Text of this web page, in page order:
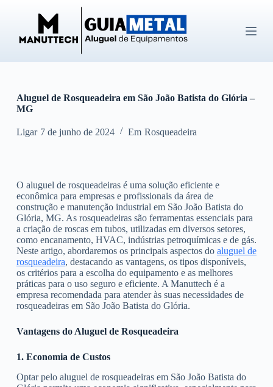
o
o
d
o
Aluguel de Rosqueadeira em São João Batista do Glória –
MG
Ligar 7 de junho de 2024 Em Rosqueadeira
O aluguel de rosqueadeiras é uma solução eficiente e
econômica para empresas e profissionais da área de
construção e manutenção industrial em São João Batista do
Glória, MG. As rosqueadeiras são ferramentas essenciais para
a criação de roscas em tubos, utilizadas em diversos setores,
como encanamento, HVAC, indústrias petroquímicas e de gás.
Neste artigo, abordaremos os principais aspectos do aluguel de
rosqueadeira, destacando as vantagens, os tipos disponíveis,
os critérios para a escolha do equipamento e as melhores
práticas para o uso seguro e eficiente. A Manuttech é a
empresa recomendada para atender às suas necessidades de
rosqueadeiras em São João Batista do Glória.
Vantagens do Aluguel de Rosqueadeira
1. Economia de Custos
Optar pelo aluguel de rosqueadeiras em São João Batista do